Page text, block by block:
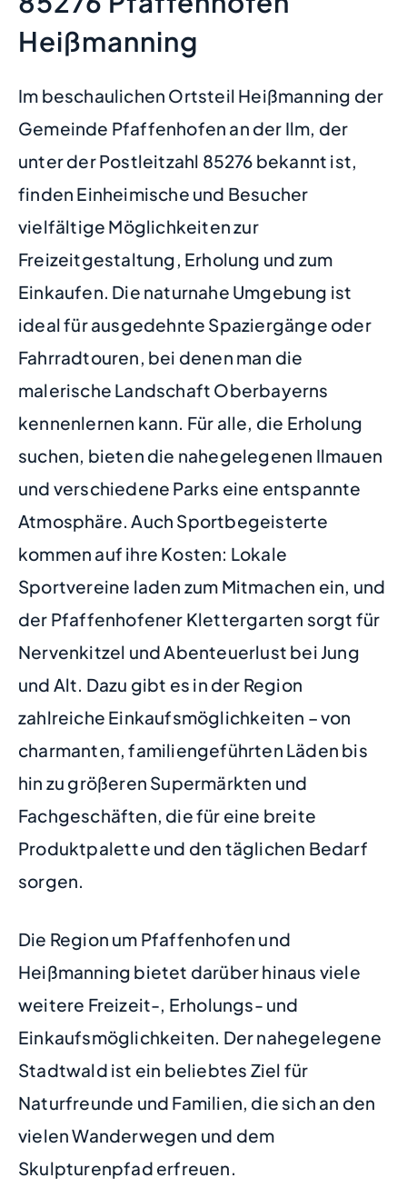
Heißmanning
Im beschaulichen Ortsteil Heißmanning der
Gemeinde Pfaffenhofen an der Ilm, der
unter der Postleitzahl 85276 bekannt ist,
finden Einheimische und Besucher
vielfältige Möglichkeiten zur
Freizeitgestaltung, Erholung und zum
Einkaufen. Die naturnahe Umgebung ist
ideal für ausgedehnte Spaziergänge oder
Fahrradtouren, bei denen man die
malerische Landschaft Oberbayerns
kennenlernen kann. Für alle, die Erholung
suchen, bieten die nahegelegenen Ilmauen
und verschiedene Parks eine entspannte
Atmosphäre. Auch Sportbegeisterte
kommen auf ihre Kosten: Lokale
Sportvereine laden zum Mitmachen ein, und
der Pfaffenhofener Klettergarten sorgt für
Nervenkitzel und Abenteuerlust bei Jung
und Alt. Dazu gibt es in der Region
zahlreiche Einkaufsmöglichkeiten – von
charmanten, familiengeführten Läden bis
hin zu größeren Supermärkten und
Fachgeschäften, die für eine breite
Produktpalette und den täglichen Bedarf
sorgen.
Die Region um Pfaffenhofen und
Heißmanning bietet darüber hinaus viele
weitere Freizeit-, Erholungs- und
Einkaufsmöglichkeiten. Der nahegelegene
Stadtwald ist ein beliebtes Ziel für
Naturfreunde und Familien, die sich an den
vielen Wanderwegen und dem
Skulpturenpfad erfreuen.